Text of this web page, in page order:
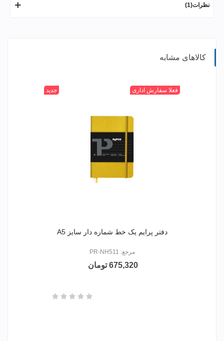
نظرات(1)
کالاهای مشابه
315
400
520
601
+ جدید فعلا سفارش اداری
دفتر پرایم یک خط شماره دار سایز A5
مرجع: PR-NH511
675,320 تومان